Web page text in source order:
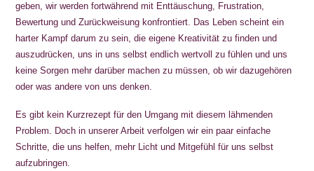
geben, wir werden fortwährend mit Enttäuschung, Frustration,
Bewertung und Zurückweisung konfrontiert. Das Leben scheint ein
harter Kampf darum zu sein, die eigene Kreativität zu finden und
auszudrücken, uns in uns selbst endlich wertvoll zu fühlen und uns
keine Sorgen mehr darüber machen zu müssen, ob wir dazugehören
oder was andere von uns denken.
Es gibt kein Kurzrezept für den Umgang mit diesem lähmenden
Problem. Doch in unserer Arbeit verfolgen wir ein paar einfache
Schritte, die uns helfen, mehr Licht und Mitgefühl für uns selbst
aufzubringen.